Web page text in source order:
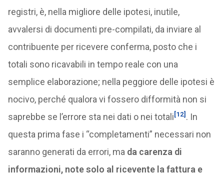
registri, è, nella migliore delle ipotesi, inutile,
avvalersi di documenti pre-compilati, da inviare al
contribuente per ricevere conferma, posto che i
totali sono ricavabili in tempo reale con una
semplice elaborazione; nella peggiore delle ipotesi è
nocivo, perché qualora vi fossero difformità non si
saprebbe se l’errore sta nei dati o nei totali[12] . In
questa prima fase i “completamenti” necessari non
saranno generati da errori, ma da carenza di
informazioni, note solo al ricevente la fattura e